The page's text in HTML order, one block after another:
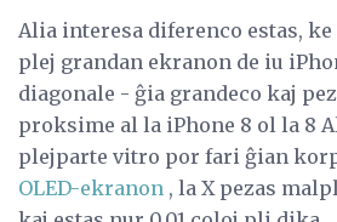
Alia interesa diferenco estas, ke
plej grandan ekranon de iu
diagonale - ĝia grandeco kaj
proksime al la iPhone 8 ol la 8
plejparte vitro por fari ĝian
OLED-ekranon , la X pezas